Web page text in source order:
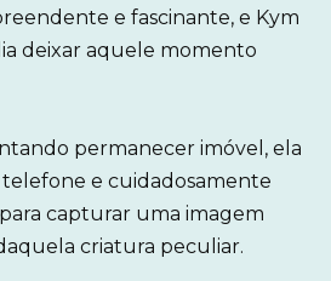
e fascinante, e Kym
deixar aquele momento
permanecer imóvel, ela
e cuidadosamente
capturar uma imagem
criatura peculiar.